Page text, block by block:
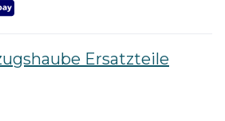
Ersatzteile